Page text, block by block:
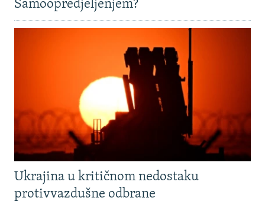
Samoopredjeljenjem?
Ukrajina u kritičnom nedostaku
protivvazdušne odbrane